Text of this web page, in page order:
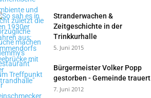
Stranderwachen &
Zeitgeschichte in der
Trinkkurhalle
5. Juni 2015
Bürgermeister Volker Popp
gestorben - Gemeinde trauert
7. Juni 2012